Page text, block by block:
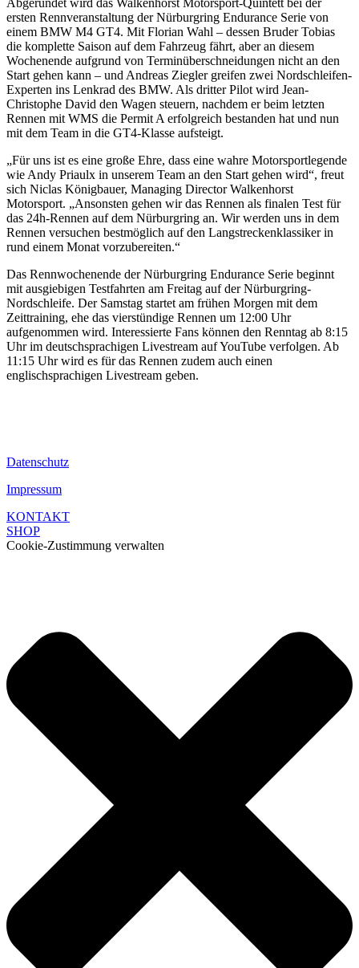
ersten Rennveranstaltung der Nürburgring Endurance Serie von
einem BMW M4 GT4. Mit Florian Wahl – dessen Bruder Tobias
die komplette Saison auf dem Fahrzeug fährt, aber an diesem
Wochenende aufgrund von Terminüberschneidungen nicht an den
Start gehen kann – und Andreas Ziegler greifen zwei Nordschleifen-
Experten ins Lenkrad des BMW. Als dritter Pilot wird Jean-
Christophe David den Wagen steuern, nachdem er beim letzten
Rennen mit WMS die Permit A erfolgreich bestanden hat und nun
mit dem Team in die GT4-Klasse aufsteigt.
„Für uns ist es eine große Ehre, dass eine wahre Motorsportlegende
wie Andy Priaulx in unserem Team an den Start gehen wird“, freut
sich Niclas Königbauer, Managing Director Walkenhorst
Motorsport. „Ansonsten gehen wir das Rennen als finalen Test für
das 24h-Rennen auf dem Nürburgring an. Wir werden uns in dem
Rennen versuchen bestmöglich auf den Langstreckenklassiker in
rund einem Monat vorzubereiten.“
Das Rennwochenende der Nürburgring Endurance Serie beginnt
mit ausgiebigen Testfahrten am Freitag auf der Nürburgring-
Nordschleife. Der Samstag startet am frühen Morgen mit dem
Zeittraining, ehe das vierstündige Rennen um 12:00 Uhr
aufgenommen wird. Interessierte Fans können den Renntag ab 8:15
Uhr im deutschsprachigen Livestream auf YouTube verfolgen. Ab
11:15 Uhr wird es für das Rennen zudem auch einen
englischsprachigen Livestream geben.
Datenschutz
Impressum
KONTAKT
SHOP
Cookie-Zustimmung verwalten